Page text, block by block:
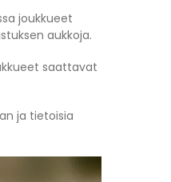
joukkueet
aukkoja.
saattavat
ja tietoisia